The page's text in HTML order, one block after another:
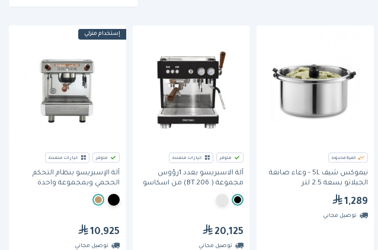
كمية محدودة
نيموكس شيف 5L - وعاء صانعة
الجيلاتو بسعة 2.5 لتر
1,289
توصيل مجاني
متوفر خيارات متعددة
آلة الاسبريسو بعدد 1رؤوس
مجموعة ( BT.206) من اسكاسو
20,125
توصيل مجاني
إستخدام منزلي
متوفر خيارات متعددة
آلة الإسبريسو بنظام التحكم
الحجمي وبمجموعة واحدة
(Undici) من كاساديو – اللون
الأسود
10,925
توصيل مجاني